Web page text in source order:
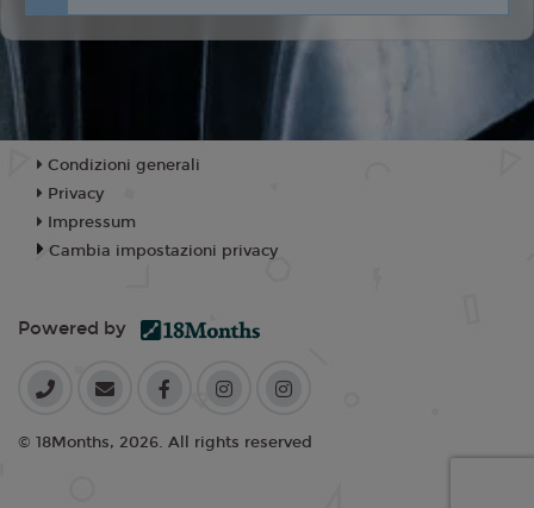
Condizioni generali
Privacy
Impressum
Cambia impostazioni privacy
Powered by
© 18Months, 2026. All rights reserved